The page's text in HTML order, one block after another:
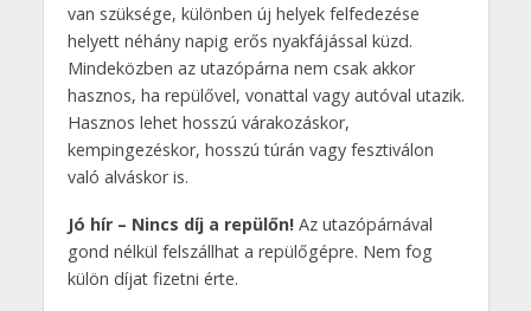
van szüksége, különben új helyek felfedezése
helyett néhány napig erős nyakfájással küzd.
Mindeközben az utazópárna nem csak akkor
hasznos, ha repülővel, vonattal vagy autóval utazik.
Hasznos lehet hosszú várakozáskor,
kempingezéskor, hosszú túrán vagy fesztiválon
való alváskor is.
Jó hír – Nincs díj a repülőn!Az utazópárnával
gond nélkül felszállhat a repülőgépre. Nem fog
külön díjat fizetni érte.